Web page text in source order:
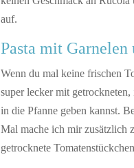
auf.
Pasta mit Garnelen
Wenn du mal keine frischen
super lecker mit
in die Pfanne geben kannst.
Mal mache ich mir zusätzlich
getrocknete